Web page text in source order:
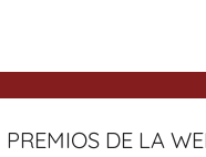
PREMIOS DE LA